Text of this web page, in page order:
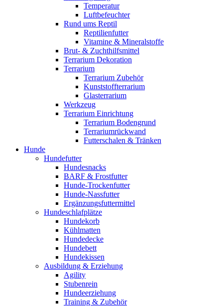
Temperatur
Luftbefeuchter
Rund ums Reptil
Reptilienfutter
Vitamine & Mineralstoffe
Brut- & Zuchthilfsmittel
Terrarium Dekoration
Terrarium
Terrarium Zubehör
Kunststoffterrarium
Glasterrarium
Werkzeug
Terrarium Einrichtung
Terrarium Bodengrund
Terrariumrückwand
Futterschalen & Tränken
Hunde
Hundefutter
Hundesnacks
BARF & Frostfutter
Hunde-Trockenfutter
Hunde-Nassfutter
Ergänzungsfuttermittel
Hundeschlafplätze
Hundekorb
Kühlmatten
Hundedecke
Hundebett
Hundekissen
Ausbildung & Erziehung
Agility
Stubenrein
Hundeerziehung
Training & Zubehör